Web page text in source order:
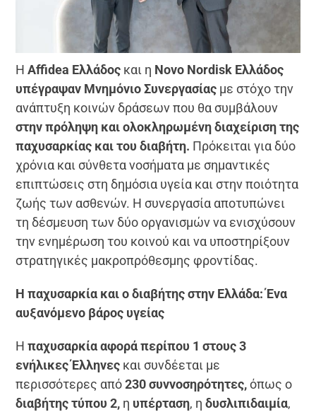
ΗAffidea Ελλάδος και η Novo Nordisk Ελλάδος
υπέγραψαν Μνημόνιο Συνεργασίας με στόχο την
ανάπτυξη κοινών δράσεων που θα συμβάλουν
στην πρόληψη και ολοκληρωμένη διαχείριση της
παχυσαρκίας και του διαβήτη. Πρόκειται για δύο
χρόνια και σύνθετα νοσήματα με σημαντικές
επιπτώσεις στη δημόσια υγεία και στην ποιότητα
ζωής των ασθενών. Η συνεργασία αποτυπώνει
τη δέσμευση των δύο οργανισμών να ενισχύσουν
την ενημέρωση του κοινού και να υποστηρίξουν
στρατηγικές μακροπρόθεσμης φροντίδας.
Η παχυσαρκία και ο διαβήτης στην Ελλάδα: Ένα
αυξανόμενο βάρος υγείας
Η παχυσαρκία αφορά περίπου 1 στους 3
ενήλικες Έλληνες και συνδέεται με
περισσότερες από230 συννοσηρότητες,όπως ο
διαβήτης τύπου 2, η υπέρταση, ηδυσλιπιδαιμία,